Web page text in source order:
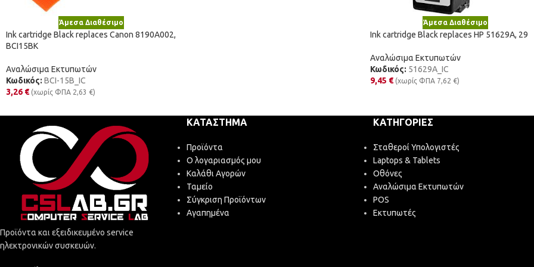
Άμεσα Διαθέσιμο
Ink cartridge Black replaces Canon 8190A002,
BCI15BK
Αναλώσιμα Εκτυπωτών
Κωδικός: BCI-15B_IC
3,26 € (χωρίς ΦΠΑ 2,63 €)
Άμεσα Διαθέσιμο
Ink cartridge Black replaces HP 51629A, 29
Αναλώσιμα Εκτυπωτών
Κωδικός: 51629A_IC
9,45 € (χωρίς ΦΠΑ 7,62 €)
Προϊόντα και εξειδικευμένο service
ηλεκτρονικών συσκευών.
ΚΑΤΆΣΤΗΜΑ
Προϊόντα
Ο λογαριασμός μου
Καλάθι Αγορών
Ταμείο
Σύγκριση Προϊόντων
Αγαπημένα
ΚΑΤΗΓΟΡΊΕΣ
Σταθεροί Υπολογιστές
Laptops & Tablets
Οθόνες
Αναλώσιμα Εκτυπωτών
POS
Εκτυπωτές